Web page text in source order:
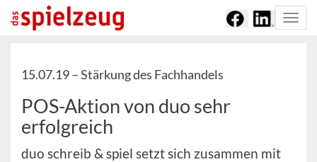
15.07.19 –Stärkung des Fachhandels
POS-Aktion von duo sehr
erfolgreich
duo schreib & spiel setzt sich zusammen mit